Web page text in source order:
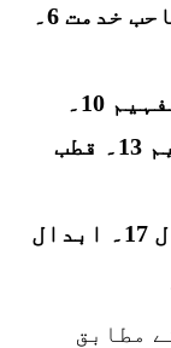
اوتاد 6۔ مخدوم شاہ ولایت 5۔ صاحب خدمت 6۔
7۔ اہل تفصیل 8۔ غوث 9۔ مدار تفہیم 10۔
قطب 11۔ قطب عالم 12۔ قطب تفہیم 13۔ قطب
15۔ قطب الاقطاب 16۔ کوچک ابدال 17۔ ابدال
مطابق